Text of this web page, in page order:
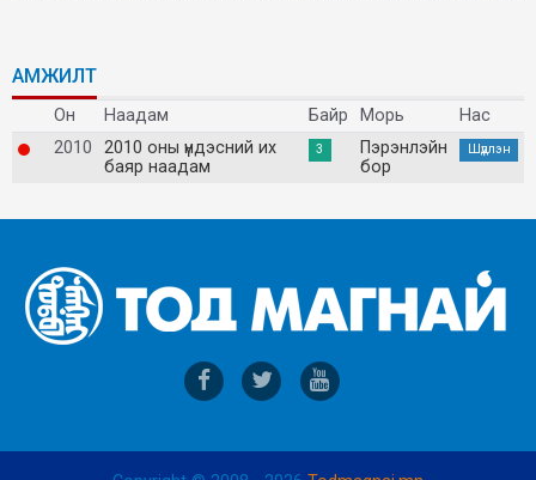
АМЖИЛТ
Он Наадам Байр Морь
Нас
2010
2010 оны үндэсний их
баяр наадам
3
Пэрэнлэйн
бор
Шүдлэн